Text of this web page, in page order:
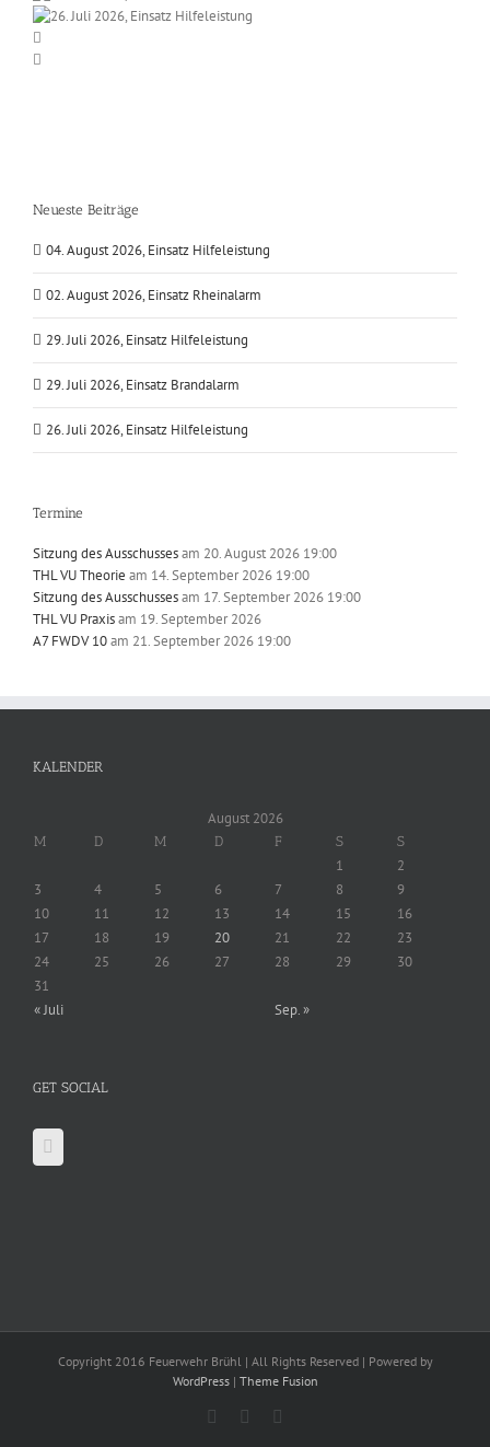
Neueste Beiträge
04. August 2026, Einsatz Hilfeleistung
02. August 2026, Einsatz Rheinalarm
29. Juli 2026, Einsatz Hilfeleistung
29. Juli 2026, Einsatz Brandalarm
26. Juli 2026, Einsatz Hilfeleistung
Termine
Sitzung des Ausschussesam 20. August 2026 19:00
THL VU Theorie am 14. September 2026 19:00
Sitzung des Ausschussesam 17. September 2026 19:00
THL VU Praxisam 19. September 2026
A7 FWDV 10am 21. September 2026 19:00
KALENDER
August 2026
M D M D F S S
1
2
3
4 5 6 7 8
9
10
11 12 13 14 15
16
17
18 19 20 21 22
23
24
25 26 27 28 29
30
31
« Juli
Sep. »
GET SOCIAL
Copyright 2016 Feuerwehr Brühl | All Rights Reserved | Powered by
WordPress| Theme Fusion
Facebook